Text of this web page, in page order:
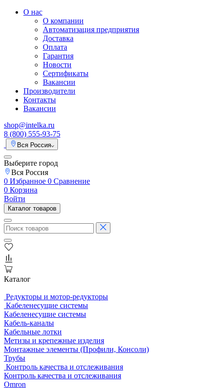
О нас
О компании
Автоматизация предприятия
Доставка
Оплата
Гарантия
Новости
Сертификаты
Вакансии
Производители
Контакты
Вакансии
shop@intelka.ru
8 (800) 555-93-75
Вся Россия
Выберите город
Вся Россия
0 Избранное 0 Сравнение
0 Корзина
Войти
Каталог товаров
Каталог
Редукторы и мотор-редукторы
Кабеленесущие системы
Кабеленесущие системы
Кабель-каналы
Кабельные лотки
Метизы и крепежные изделия
Монтажные элементы (Профили, Консоли)
Трубы
Контроль качества и отслеживания
Контроль качества и отслеживания
Omron